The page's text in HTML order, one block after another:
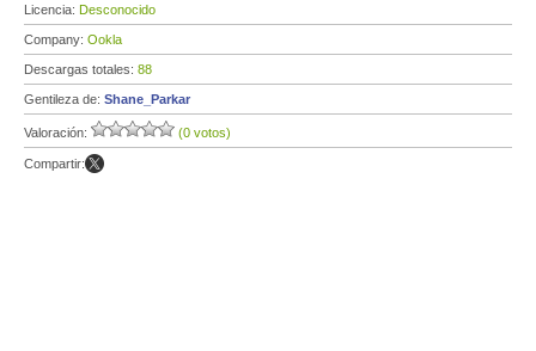
Licencia: Desconocido
Company: Ookla
Descargas totales: 88
Gentileza de: Shane_Parkar
Valoración: (0 votos)
Compartir: